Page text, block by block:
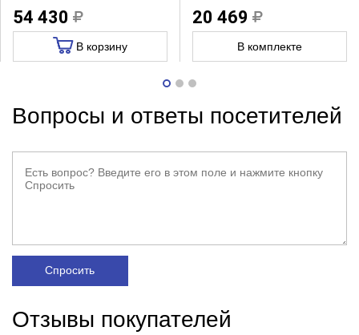
54 430
В корзину
20 469
В комплекте
Вопросы и ответы посетителей
Спросить
Отзывы покупателей